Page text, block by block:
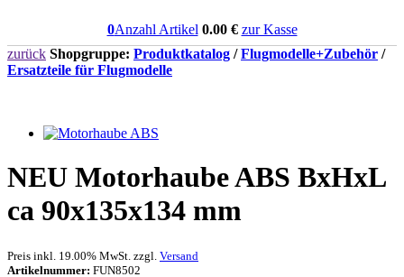
0Anzahl Artikel 0.00€ zur Kasse
zurück Shopgruppe: Produktkatalog /Flugmodelle+Zubehör /
Ersatzteile für Flugmodelle
NEU Motorhaube ABS BxHxL
ca 90x135x134 mm
Preis inkl. 19.00% MwSt. zzgl. Versand
Artikelnummer: FUN8502